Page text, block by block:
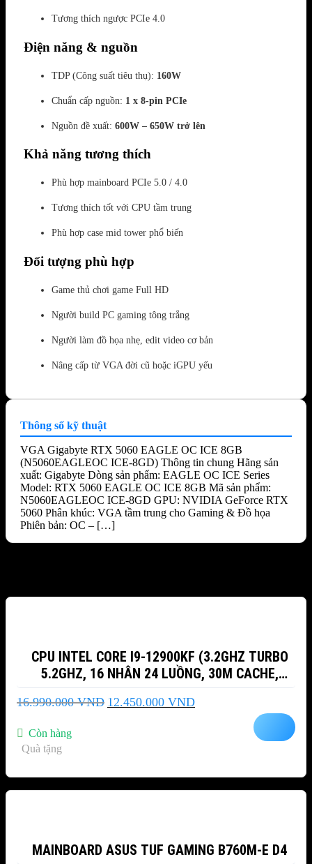
Tương thích ngược PCIe 4.0
Điện năng & nguồn
TDP (Công suất tiêu thụ): 160W
Chuẩn cấp nguồn: 1 x 8-pin PCIe
Nguồn đề xuất: 600W – 650W trở lên
Khả năng tương thích
Phù hợp mainboard PCIe 5.0 / 4.0
Tương thích tốt với CPU tầm trung
Phù hợp case mid tower phổ biến
Đối tượng phù hợp
Game thủ chơi game Full HD
Người build PC gaming tông trắng
Người làm đồ họa nhẹ, edit video cơ bản
Nâng cấp từ VGA đời cũ hoặc iGPU yếu
Thông số kỹ thuật
VGA Gigabyte RTX 5060 EAGLE OC ICE 8GB
(N5060EAGLEOC ICE-8GD) Thông tin chung Hãng sản
xuất: Gigabyte Dòng sản phẩm: EAGLE OC ICE Series
Model: RTX 5060 EAGLE OC ICE 8GB Mã sản phẩm:
N5060EAGLEOC ICE-8GD GPU: NVIDIA GeForce RTX
5060 Phân khúc: VGA tầm trung cho Gaming & Đồ họa
Phiên bản: OC – […]
CPU INTEL CORE I9-12900KF (3.2GHZ TURBO
5.2GHZ, 16 NHÂN 24 LUỒNG, 30M CACHE,
ALDER LAKE)
16.990.000VND Giá
12.450.000 VNDGiá
Còn hàng
Quà tặng
MAINBOARD ASUS TUF GAMING B760M-E D4